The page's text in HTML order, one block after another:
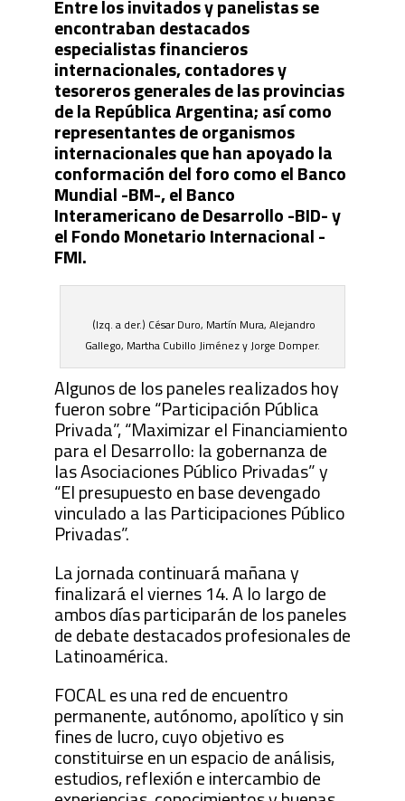
Entre los invitados y panelistas se
encontraban destacados
especialistas financieros
internacionales, contadores y
tesoreros generales de las provincias
de la República Argentina; así como
representantes de organismos
internacionales que han apoyado la
conformación del foro como el Banco
Mundial -BM-, el Banco
Interamericano de Desarrollo -BID- y
el Fondo Monetario Internacional -
FMI.
(Izq. a der.) César Duro, Martín Mura, Alejandro
Gallego, Martha Cubillo Jiménez y Jorge Domper.
Algunos de los paneles realizados hoy
fueron sobre “Participación Pública
Privada”, “Maximizar el Financiamiento
para el Desarrollo: la gobernanza de
las Asociaciones Público Privadas” y
“El presupuesto en base devengado
vinculado a las Participaciones Público
Privadas”.
La jornada continuará mañana y
finalizará el viernes 14. A lo largo de
ambos días participarán de los paneles
de debate destacados profesionales de
Latinoamérica.
FOCAL es una red de encuentro
permanente, autónomo, apolítico y sin
fines de lucro, cuyo objetivo es
constituirse en un espacio de análisis,
estudios, reflexión e intercambio de